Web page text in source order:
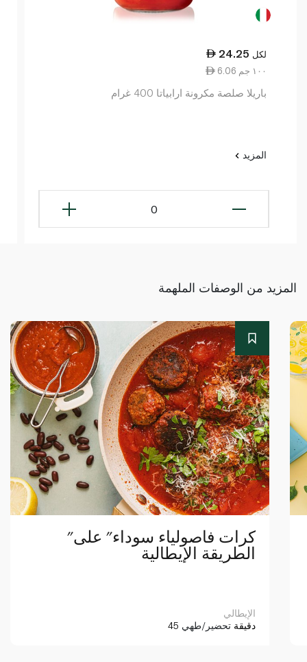
24.25 لكل
6.06 ١٠٠ جم
باريلا صلصة مكرونة ارابياتا 400 غرام
المزيد
0
المزيد من الوصفات الملهمة
"كرات فاصولياء سوداء" على
الطريقة الإيطالية
الإيطالي
45 دقيقة تحضير/طهي